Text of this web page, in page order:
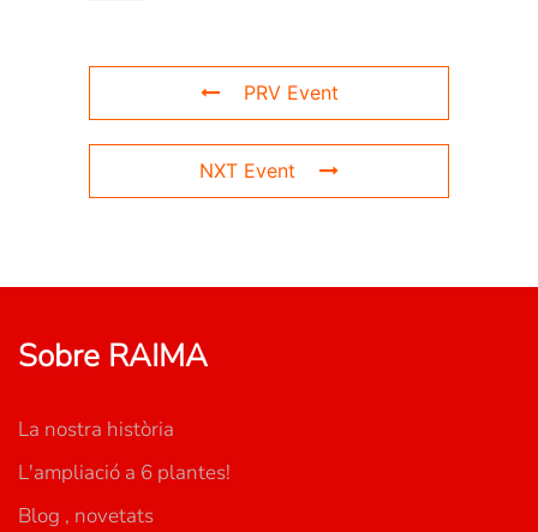
PRV Event
NXT Event
Sobre RAIMA
La nostra història
L'ampliació a 6 plantes!
Blog , novetats